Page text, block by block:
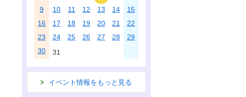
9
10 11 12 13 14
15
16
17 18 19 20 21
22
23
24 25 26 27 28
29
30
31
イベント情報をもっと見る